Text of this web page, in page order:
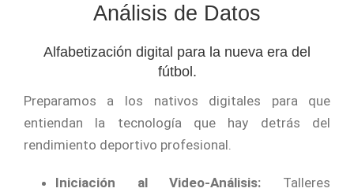
Análisis de Datos
Alfabetización digital para la nueva era del
fútbol.
Preparamos a los nativos digitales para que
entiendan la tecnología que hay detrás del
rendimiento deportivo profesional.
Iniciación al Video-Análisis: Talleres